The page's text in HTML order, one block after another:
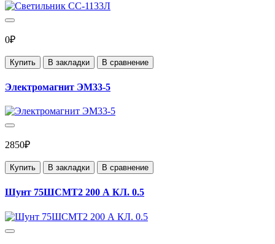
0₽
Купить В закладки В сравнение
Электромагнит ЭМ33-5
2850₽
Купить В закладки В сравнение
Шунт 75ШСМТ2 200 А КЛ. 0.5